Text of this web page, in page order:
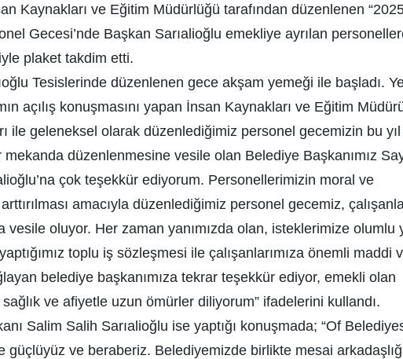
Kaynakları ve Eğitim Müdürlüğü tarafından düzenlenen “2025
Gecesi’nde Başkan Sarıalioğlu emekliye ayrılan
plaket takdim etti.
Tesislerinde düzenlenen gece akşam yemeği ile başladı.
açılış konuşmasını yapan İnsan Kaynakları ve Eğitim
ile geleneksel olarak düzenlediğimiz personel gecemizin bu
mekanda düzenlenmesine vesile olan Belediye Başkanımız
çok teşekkür ediyorum. Personellerimizin moral ve
amacıyla düzenlediğimiz personel gecemiz,
vesile oluyor. Her zaman yanımızda olan, isteklerimize olumlu
toplu iş sözleşmesi ile çalışanlarımıza önemli maddi
belediye başkanımıza tekrar teşekkür ediyor, emekli olan
sağlık ve afiyetle uzun ömürler diliyorum” ifadelerini kullandı.
Salim Salih Sarıalioğlu ise yaptığı konuşmada; “Of
güçlüyüz ve beraberiz. Belediyemizde birlikte mesai